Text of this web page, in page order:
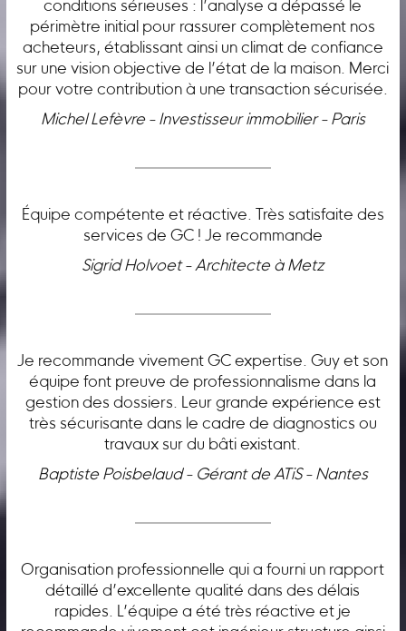
conditions sérieuses : l’analyse a dépassé le
périmètre initial pour rassurer complètement nos
acheteurs, établissant ainsi un climat de confiance
sur une vision objective de l’état de la maison. Merci
pour votre contribution à une transaction sécurisée.
Michel Lefèvre - Investisseur immobilier - Paris
Équipe compétente et réactive. Très satisfaite des
services de GC ! Je recommande
Sigrid Holvoet - Architecte à Metz
Je recommande vivement GC expertise. Guy et son
équipe font preuve de professionnalisme dans la
gestion des dossiers. Leur grande expérience est
très sécurisante dans le cadre de diagnostics ou
travaux sur du bâti existant.
Baptiste Poisbelaud - Gérant de ATiS - Nantes
Organisation professionnelle qui a fourni un rapport
détaillé d’excellente qualité dans des délais
rapides. L’équipe a été très réactive et je